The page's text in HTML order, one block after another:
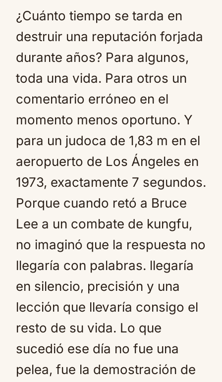
Mute
¿Cuánto tiempo se tarda en
destruir una reputación forjada
durante años? Para algunos,
toda una vida. Para otros un
comentario erróneo en el
momento menos oportuno. Y
para un judoca de 1,83 m en el
aeropuerto de Los Ángeles en
1973, exactamente 7 segundos.
Porque cuando retó a Bruce
Lee a un combate de kungfu,
no imaginó que la respuesta no
llegaría con palabras. llegaría
en silencio, precisión y una
lección que llevaría consigo el
resto de su vida. Lo que
sucedió ese día no fue una
pelea, fue la demostración de